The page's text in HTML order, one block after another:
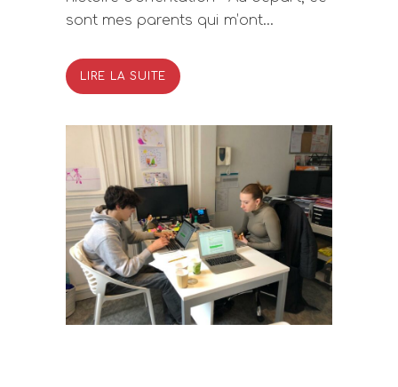
sont mes parents qui m’ont...
LIRE LA SUITE